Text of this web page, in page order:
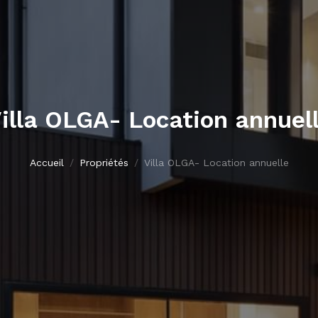
OLGA- Location
Accueil Propriétés Villa OLGA- Location annuelle